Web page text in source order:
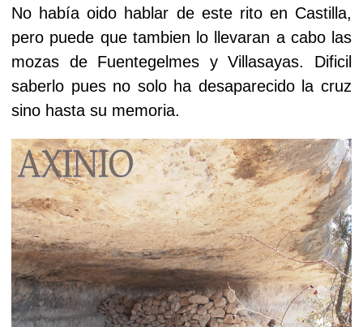
No había oido hablar de este rito en Castilla,
pero puede que tambien lo llevaran a cabo las
mozas de Fuentegelmes y Villasayas. Dificil
saberlo pues no solo ha desaparecido la cruz
sino hasta su memoria.